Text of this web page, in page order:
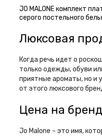
JO MALONE комплект
серого постельного
Люксовая
Когда речь идет о
только одежды, обуви
приятные ароматы, но и
от этого люксового
Цена на
Jo Malone – это имя,